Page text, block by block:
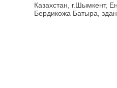
Казахстан, г.Шымкент,
Бердикожа Батыра,